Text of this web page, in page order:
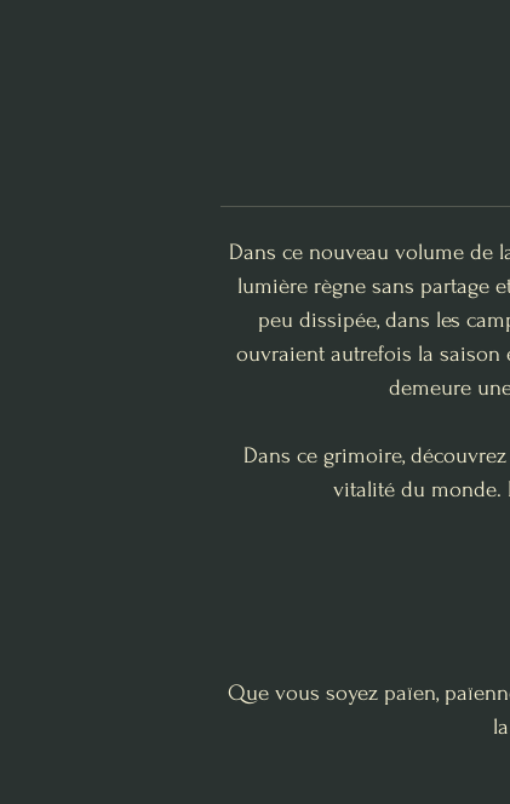
Dans ce nouveau volume de
lumière règne sans partage
peu dissipée, dans les
ouvraient autrefois la saison
demeure
Dans ce grimoire,
vitalité du monde.
Que vous soyez païen,